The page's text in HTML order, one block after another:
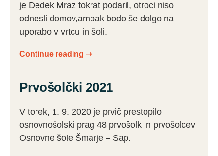
je Dedek Mraz tokrat podaril, otroci niso
odnesli domov,ampak bodo še dolgo na
uporabo v vrtcu in šoli.
Continue reading ➝
Prvošolčki 2021
V torek, 1. 9. 2020 je prvič prestopilo
osnovnošolski prag 48 prvošolk in prvošolcev
Osnovne šole Šmarje – Sap.